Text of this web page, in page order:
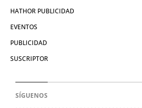
HATHOR PUBLICIDAD
EVENTOS
PUBLICIDAD
SUSCRIPTOR
SÍGUENOS